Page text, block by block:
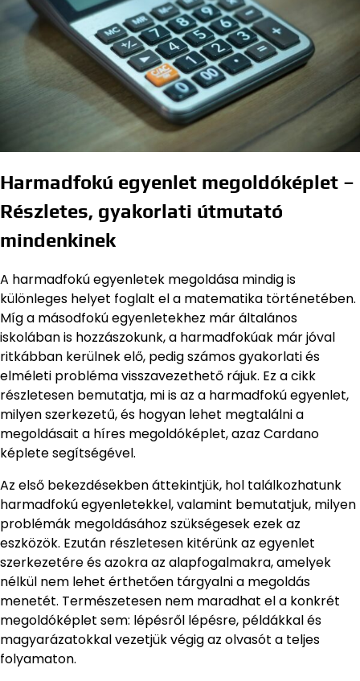
Harmadfokú egyenlet megoldóképlet –
Részletes, gyakorlati útmutató
mindenkinek
A harmadfokú egyenletek megoldása mindig is
különleges helyet foglalt el a matematika történetében.
Míg a másodfokú egyenletekhez már általános
iskolában is hozzászokunk, a harmadfokúak már jóval
ritkábban kerülnek elő, pedig számos gyakorlati és
elméleti probléma visszavezethető rájuk. Ez a cikk
részletesen bemutatja, mi is az a harmadfokú egyenlet,
milyen szerkezetű, és hogyan lehet megtalálni a
megoldásait a híres megoldóképlet, azaz Cardano
képlete segítségével.
Az első bekezdésekben áttekintjük, hol találkozhatunk
harmadfokú egyenletekkel, valamint bemutatjuk, milyen
problémák megoldásához szükségesek ezek az
eszközök. Ezután részletesen kitérünk az egyenlet
szerkezetére és azokra az alapfogalmakra, amelyek
nélkül nem lehet érthetően tárgyalni a megoldás
menetét. Természetesen nem maradhat el a konkrét
megoldóképlet sem: lépésről lépésre, példákkal és
magyarázatokkal vezetjük végig az olvasót a teljes
folyamaton.